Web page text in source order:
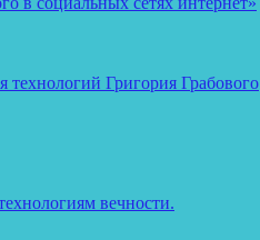
Григория Грабового
вечности.